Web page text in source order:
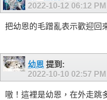
2022-10-12 06:12 PM
把幼恩的毛蹭亂表示歡迎回
幼恩 提到:
2022-10-10 02:57 PM
嗷！這裡是幼恩，在外走跳